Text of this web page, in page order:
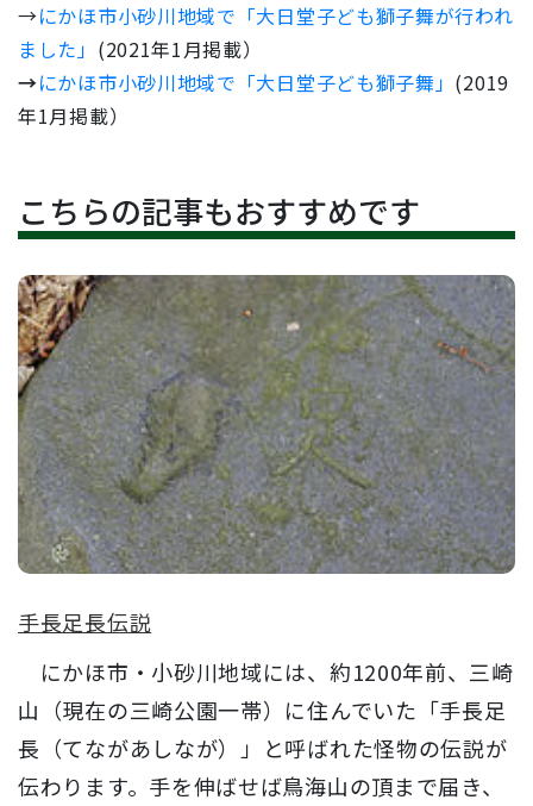
→にかほ市小砂川地域で「大日堂子ども獅子舞が行われ
ました」 (2021年1月掲載）
→にかほ市小砂川地域で「大日堂子ども獅子舞」 (2019
年1月掲載）
こちらの記事もおすすめです
手長足長伝説
にかほ市・小砂川地域には、約1200年前、三崎
山（現在の三崎公園一帯）に住んでいた「手長足
長（てながあしなが）」と呼ばれた怪物の伝説が
伝わります。手を伸ばせば鳥海山の頂まで届き、